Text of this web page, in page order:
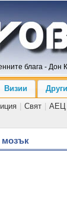
блага - Дон
Визии
Други
Свят АЕЦ
мозък